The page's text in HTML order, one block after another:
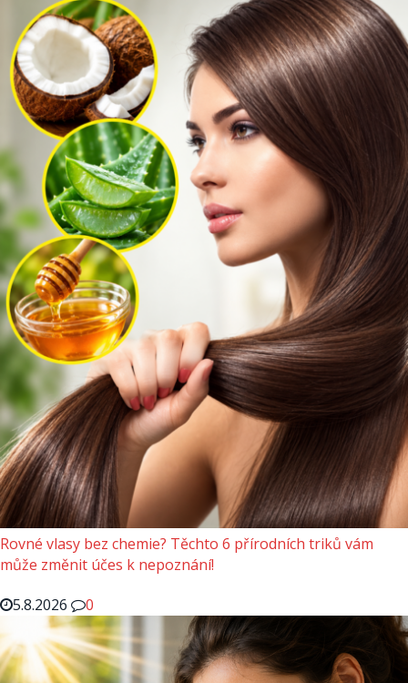
Rovné vlasy bez chemie? Těchto 6 přírodních triků vám
může změnit účes k nepoznání!
5.8.2026
0